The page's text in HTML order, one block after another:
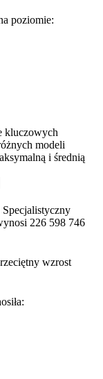
poziomie:
kluczowych
modeli
i średnią
226 598 746
wzrost